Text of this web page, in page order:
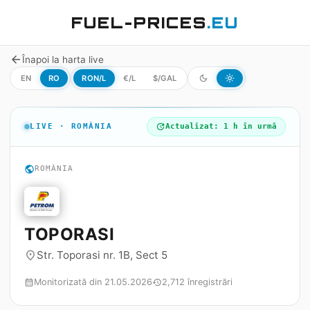
FUEL-PRICES.EU
arrow_backÎnapoi la harta live
EN RO RON/L €/L $/GAL dark_mode light_mode
LIVE · ROMÂNIA updateActualizat: 1 h în urmă
publicROMÂNIA
TOPORASI
place Str. Toporasi nr. 1B, Sect 5
calendar_monthMonitorizată din 21.05.2026history2,712 înregistrări